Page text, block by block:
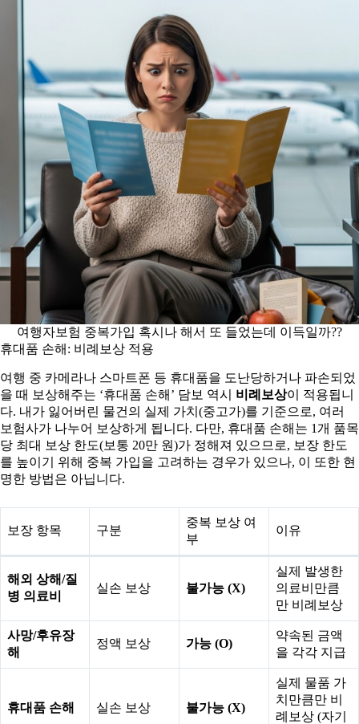
여행자보험 중복가입 혹시나 해서 또 들었는데 이득일까??
휴대품 손해: 비례보상 적용
여행 중 카메라나 스마트폰 등 휴대품을 도난당하거나 파손되었
을 때 보상해주는 ‘휴대품 손해’ 담보 역시 비례보상이 적용됩니
다. 내가 잃어버린 물건의 실제 가치(중고가)를 기준으로, 여러
보험사가 나누어 보상하게 됩니다. 다만, 휴대품 손해는 1개 품목
당 최대 보상 한도(보통 20만 원)가 정해져 있으므로, 보장 한도
를 높이기 위해 중복 가입을 고려하는 경우가 있으나, 이 또한 현
명한 방법은 아닙니다.
보장 항목 구분
중복 보상 여
부
이유
해외 상해/질
병 의료비
실손 보상 불가능 (X)
실제 발생한
의료비만큼
만 비례보상
사망/후유장
해
정액 보상 가능 (O)
약속된 금액
을 각각 지급
휴대품 손해 실손 보상 불가능 (X)
실제 물품 가
치만큼만 비
례보상 (자기